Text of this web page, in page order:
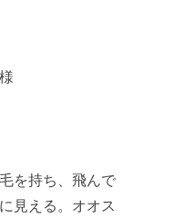
を持ち、飛んで
見える。オオス